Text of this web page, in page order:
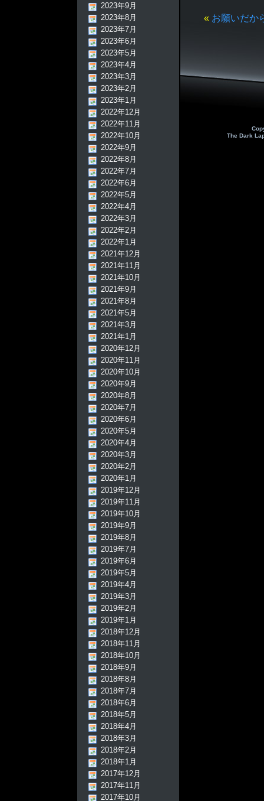
« お願いだか
The Dark
2023年9月
2023年8月
2023年7月
2023年6月
2023年5月
2023年4月
2023年3月
2023年2月
2023年1月
2022年12月
2022年11月
2022年10月
2022年9月
2022年8月
2022年7月
2022年6月
2022年5月
2022年4月
2022年3月
2022年2月
2022年1月
2021年12月
2021年11月
2021年10月
2021年9月
2021年8月
2021年5月
2021年3月
2021年1月
2020年12月
2020年11月
2020年10月
2020年9月
2020年8月
2020年7月
2020年6月
2020年5月
2020年4月
2020年3月
2020年2月
2020年1月
2019年12月
2019年11月
2019年10月
2019年9月
2019年8月
2019年7月
2019年6月
2019年5月
2019年4月
2019年3月
2019年2月
2019年1月
2018年12月
2018年11月
2018年10月
2018年9月
2018年8月
2018年7月
2018年6月
2018年5月
2018年4月
2018年3月
2018年2月
2018年1月
2017年12月
2017年11月
2017年10月